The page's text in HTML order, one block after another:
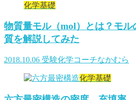
化学基礎
物質量モル（mol）とは？モ
質を解説してみた
2018.10.06 受験化学コーチなかむら
化学基礎